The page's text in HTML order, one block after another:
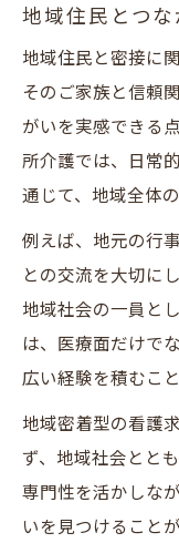
地域住民とつ
地域住民と密接に
そのご家族と信頼
がいを実感できる
所介護では、日常
通じて、地域全体
例えば、地元の行
との交流を大切に
地域社会の一員と
は、医療面だけで
広い経験を積むこ
地域密着型の看護
ず、地域社会とと
専門性を活かしな
いを見つけること